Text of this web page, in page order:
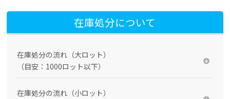
在庫処分について
在庫処分の流れ（大ロット）
（目安：1000ロット以下）
在庫処分の流れ（小ロット）